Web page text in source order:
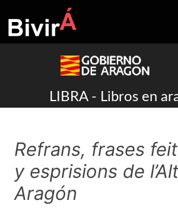
to
content
LIBRA - Libros en
Refrans, frases
y esprisions de
Aragón